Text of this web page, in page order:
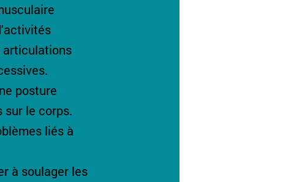
articulations
posture
le corps.
liés à
à soulager les